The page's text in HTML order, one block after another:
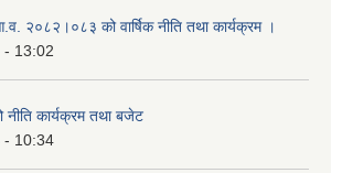
२०८२।०८३ को वार्षिक नीति तथा कार्यक्रम ।
- 13:02
कार्यक्रम तथा बजेट
- 10:34